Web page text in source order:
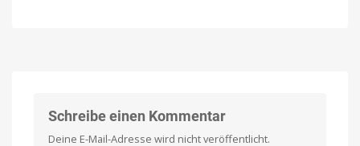
freiwilligen
Spielbar
Schreibe einen Kommentar
Deine E-Mail-Adresse wird nicht veröffentlicht.